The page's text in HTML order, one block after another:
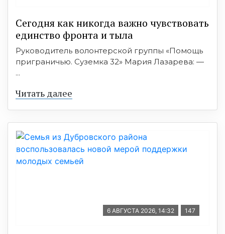
Сегодня как никогда важно чувствовать
единство фронта и тыла
Руководитель волонтерской группы «Помощь
приграничью. Суземка 32» Мария Лазарева: —
...
Читать далее
6 АВГУСТА 2026, 14:32 147